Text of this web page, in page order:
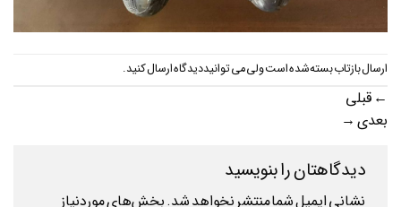
ارسال بازتاب بسته شده است ولی می توانیددیدگاه ارسال کنید.
← قبلی
بعدی →
دیدگاهتان را بنویسید
نشانی ایمیل شما منتشر نخواهد شد.بخش‌های موردنیاز